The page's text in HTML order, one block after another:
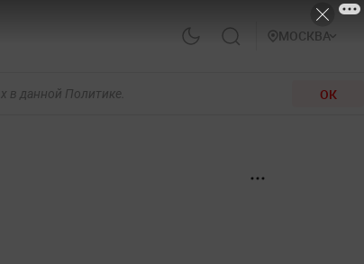
МОСКВА
в данной Политике. ОК